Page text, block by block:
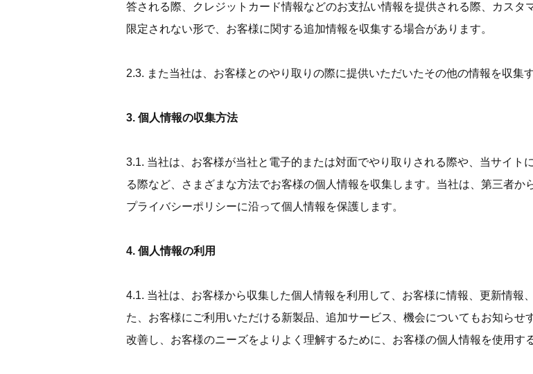
答される際、クレジットカード情報などのお支払い情報を提供される際、カス
限定されない形で、お客様に関する追加情報を収集する場合があります。
2.3. また当社は、お客様とのやり取りの際に提供いただいたその他の情報を収集
3. 個人情報の収集方法
3.1. 当社は、お客様が当社と電子的または対面でやり取りされる際や、当サイト
る際など、さまざまな方法でお客様の個人情報を収集します。当社は、第三者か
プライバシーポリシーに沿って個人情報を保護します。
4. 個人情報の利用
4.1. 当社は、お客様から収集した個人情報を利用して、お客様に情報、更新情報
た、お客様にご利用いただける新製品、追加サービス、機会についてもお知ら
改善し、お客様のニーズをよりよく理解するために、お客様の個人情報を使用す